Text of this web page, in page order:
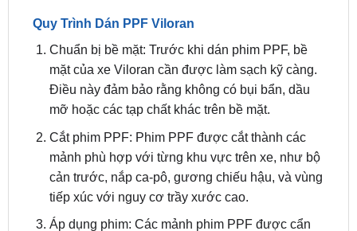
mặt của xe Viloran cần được làm sạch kỹ càng.
Điều này đảm bảo rằng không có bụi bẩn, dầu
mỡ hoặc các tạp chất khác trên bề mặt.
Cắt phim PPF: Phim PPF được cắt thành các
mảnh phù hợp với từng khu vực trên xe, như bộ
cản trước, nắp ca-pô, gương chiếu hậu, và vùng
tiếp xúc với nguy cơ trầy xước cao.
Áp dụng phim: Các mảnh phim PPF được cẩn
thận áp dụng lên bề mặt xe. Các chuyên gia sử
dụng kỹ thuật để đảm bảo rằng phim PPF không